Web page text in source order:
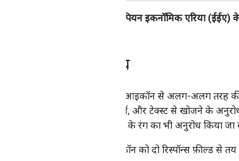
यूरोपियन इकनॉमिक एरिया
परिचय
जगह के आइकॉन से अलग-अलग तरह की
पास खोजें, और टेक्स्ट से खोजने के
बैकग्राउंड के रंग का भी अनुरोध किया
हर आइकॉन को दो रिस्पॉन्स फ़ील्ड से तय